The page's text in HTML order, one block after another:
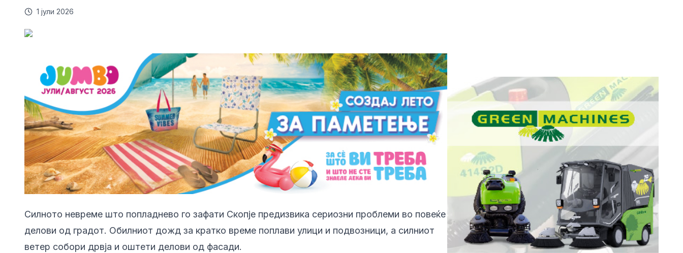
1 јули 2026
Силното невреме што попладнево го зафати Скопје предизвика сериозни проблеми во повеќе
делови од градот. Обилниот дожд за кратко време поплави улици и подвозници, а силниот
ветер собори дрвја и оштети делови од фасади.